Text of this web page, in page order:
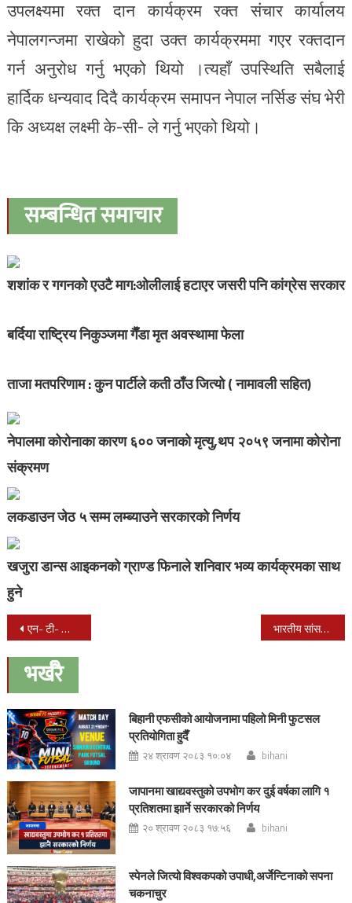
उपलक्ष्यमा रक्त दान कार्यक्रम रक्त संचार कार्यालय
नेपालगन्जमा राखेको हुदा उक्त कार्यक्रममा गएर रक्तदान
गर्न अनुरोध गर्नु भएको थियो ।त्यहाँ उपस्थिति सबैलाई
हार्दिक धन्यवाद दिदै कार्यक्रम समापन नेपाल नर्सिङ संघ भेरी
कि अध्यक्ष लक्ष्मी के-सी- ले गर्नु भएको थियो।
सम्बन्धित समाचार
शशांक र गगनको एउटै माग:ओलीलाई हटाएर जसरी पनि कांग्रेस सरकार
बर्दिया राष्ट्रिय निकुञ्जमा गैँडा मृत अवस्थामा फेला
ताजा मतपरिणाम : कुन पार्टीले कती ठाँउ जित्यो ( नामावली सहित)
नेपालमा कोरोनाका कारण ६०० जनाको मृत्यु,थप २०५९ जनामा कोरोना
संक्रमण
लकडाउन जेठ ५ सम्म लम्ब्याउने सरकारको निर्णय
खजुरा डान्स आइकनको ग्राण्ड फिनाले शनिवार भव्य कार्यक्रमका साथ
हुने
Post
navigation
एन- टी- सी- कलेजका विद्यार्थीहरुद्वारा हस्तकला चित्रकला प्रदशनी भारतीय सांसद कीर्ति आजादलाई नेपालको दुश्मन घोषणा गर्न निधिको माग
भर्खरै
बिहानी एफसीको आयोजनामा पहिलो मिनी फुटसल
प्रतियोगिता हुदैँ
२४ श्रावण २०८३ १०:०४ bihani
जापानमा खाद्यवस्तुको उपभोग कर दुई वर्षका लागि १
प्रतिशतमा झार्ने सरकारको निर्णय
२० श्रावण २०८३ १७:५६ bihani
स्पेनले जित्यो विश्वकपको उपाधी,अर्जेन्टिनाको सपना
चकनाचुर